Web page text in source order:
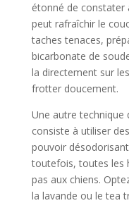
étonné de constater
peut rafraîchir le
taches tenaces,
bicarbonate de
la directement sur
frotter doucement.
Une autre technique
consiste à utiliser
pouvoir
toutefois, toutes les
pas aux chiens.
la lavande ou le tea